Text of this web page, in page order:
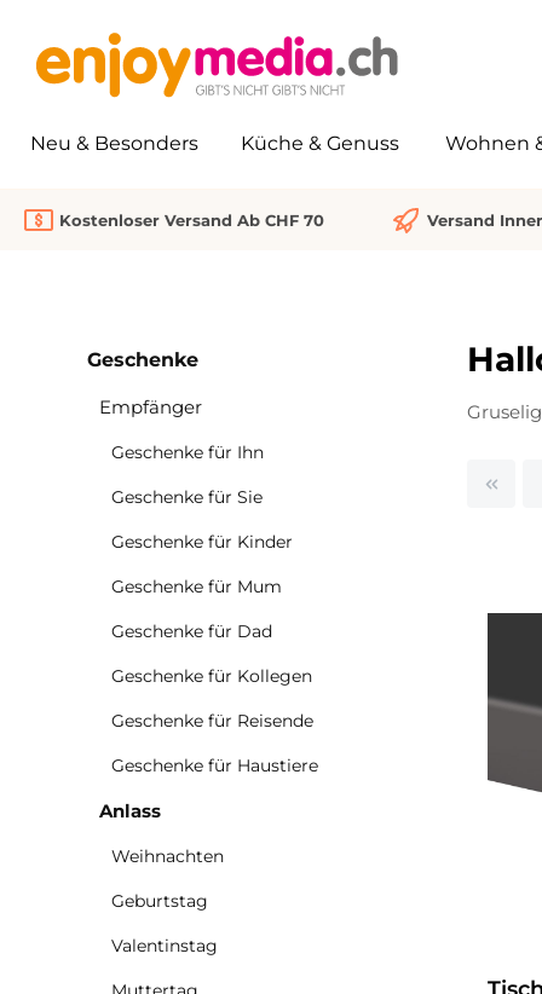
Neu & Besonders Küche & Genuss Wohnen
Kostenloser Versand Ab CHF 70 Versand
Geschenke
Empfänger
Geschenke für Ihn
Geschenke für Sie
Geschenke für Kinder
Geschenke für Mum
Geschenke für Dad
Geschenke für Kollegen
Geschenke für Reisende
Geschenke für Haustiere
Anlass
Weihnachten
Geburtstag
Valentinstag